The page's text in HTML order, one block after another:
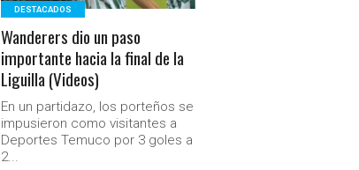
DESTACADOS
Wanderers dio un paso
importante hacia la final de la
Liguilla (Videos)
En un partidazo, los porteños se
impusieron como visitantes a
Deportes Temuco por 3 goles a
2...